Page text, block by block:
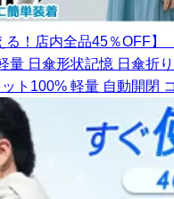
る！店内全品45％OFF】
量 日傘形状記憶 日傘折
ト100% 軽量 自動開閉